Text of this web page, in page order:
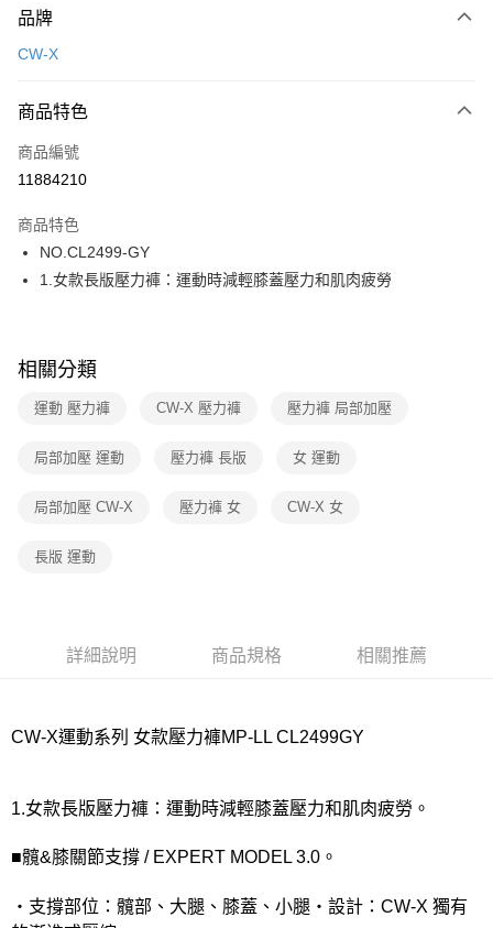
信用卡一次付款
LINE Pay
街口支付
運送方式
全家取貨付款
每筆NT$80，滿NT$1,000(含以上)免運費
每筆NT$80，滿NT$1,000(含以上)免運費
宅配
每筆NT$220
每筆NT$80，滿NT$1,000(含以上)免運費
品牌
CW-X
商品特色
商品編號
11884210
商品特色
NO.CL2499-GY
1.女款長版壓力褲：運動時減輕膝蓋壓力和肌肉疲勞
相關分類
運動 壓力褲 CW-X 壓力褲 壓力褲 局部加壓
局部加壓 運動 壓力褲 長版 女 運動
局部加壓 CW-X 壓力褲 女 CW-X 女
長版 運動
詳細說明 商品規格 相關推薦
CW-X運動系列 女款壓力褲MP-LL CL2499GY
1.女款長版壓力褲：運動時減輕膝蓋壓力和肌肉疲勞。
■髖&膝關節支撐 / EXPERT MODEL 3.0。
・支撐部位：髖部、大腿、膝蓋、小腿・設計：CW-X 獨有